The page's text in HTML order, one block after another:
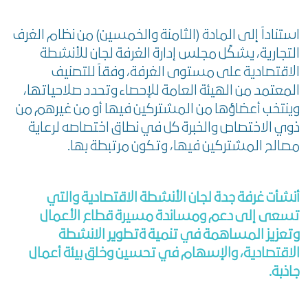
استناداً إلى المادة (الثامنة والخمسين) من نظام الغرف
التجارية، يشكّل مجلس إدارة الغرفة لجان للأنشطة
الاقتصادية على مستوى الغرفة، وفقاً للتصنيف
المعتمد من الهيئة العامة للإحصاء وتحدد صلاحياتها،
وينتخب أعضاؤها من المشتركين فيها أو من غيرهم من
ذوي الاختصاص والخبرة كل في نطاق اختصاصه لرعاية
مصالح المشتركين فيها، وتكون مرتبطة بها.
أنشأت غرفة جدة لجان الأنشطة الاقتصادية والتي
تسعى إلى دعم ومساندة مسيرة قطاع الأعمال
وتعزيز المساهمة في تنمية ةتطوير الانشطة
الاقتصادية، والإسهام في تحسين وخلق بيئة أعمال
جاذبة.